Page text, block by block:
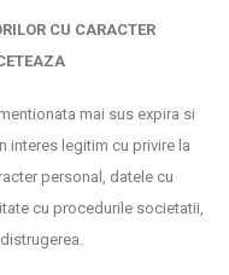
CU CARACTER
mai sus expira si
interes legitim cu privire la
personal, datele cu
cu procedurile societatii,